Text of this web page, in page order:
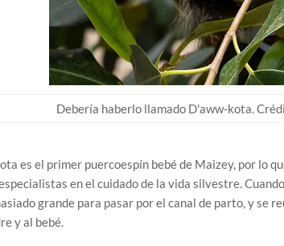
Debería haberlo llamado D'aww-kota.
es el primer puercoespín bebé de Maizey, por lo
en el cuidado de la vida silvestre.
grande para pasar por el canal de parto, y se
y al bebé.